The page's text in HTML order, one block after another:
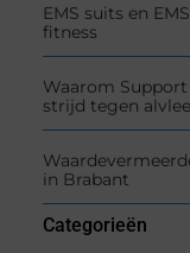
EMS suits en
fitness
Waarom
strijd tegen
in Brabant
Categorieën